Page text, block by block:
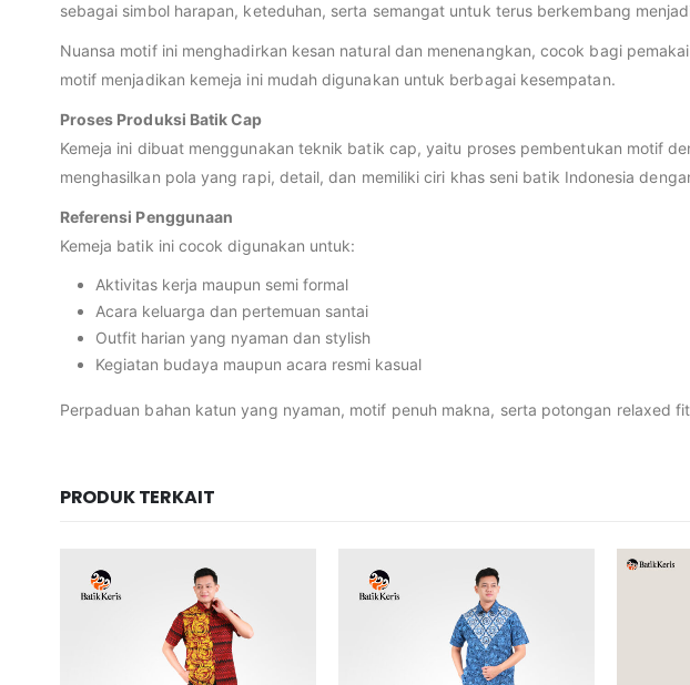
sebagai simbol harapan, keteduhan, serta semangat untuk terus berkembang
Nuansa motif ini menghadirkan kesan natural dan menenangkan, cocok bagi
motif menjadikan kemeja ini mudah digunakan untuk berbagai kesempatan.
Proses Produksi Batik Cap
Kemeja ini dibuat menggunakan teknik batik cap, yaitu proses pembentukan motif
menghasilkan pola yang rapi, detail, dan memiliki ciri khas seni batik Indonesia
Referensi Penggunaan
Kemeja batik ini cocok digunakan untuk:
Aktivitas kerja maupun semi formal
Acara keluarga dan pertemuan santai
Outfit harian yang nyaman dan stylish
Kegiatan budaya maupun acara resmi kasual
Perpaduan bahan katun yang nyaman, motif penuh makna, serta potongan relaxed
PRODUK TERKAIT